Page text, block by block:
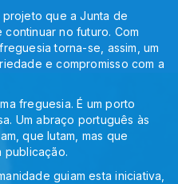
que a Junta de
no futuro. Com
torna-se, assim, um
e compromisso com a
freguesia. É um porto
Um abraço português às
que lutam, mas que
publicação.
guiam esta iniciativa,